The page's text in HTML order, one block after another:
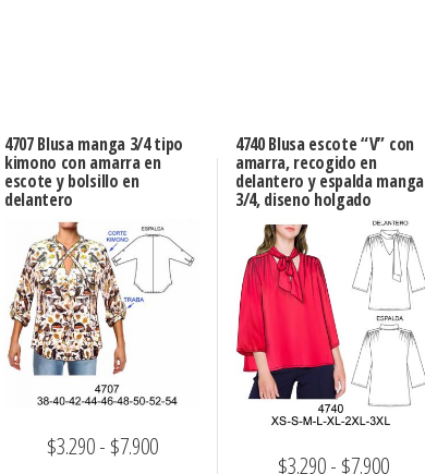
4707 Blusa manga 3/4 tipo
kimono con amarra en
escote y bolsillo en
delantero
$3.290- $7.900Rango
4740 Blusa escote “V” con
amarra, recogido en
delantero y espalda manga
3/4, diseno holgado
$3.290- $7.900Rango